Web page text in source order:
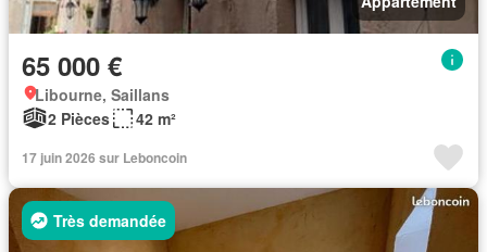
65 000 €
Libourne, Saillans
2 Pièces
42 m²
17 juin 2026 sur Leboncoin
Très demandée